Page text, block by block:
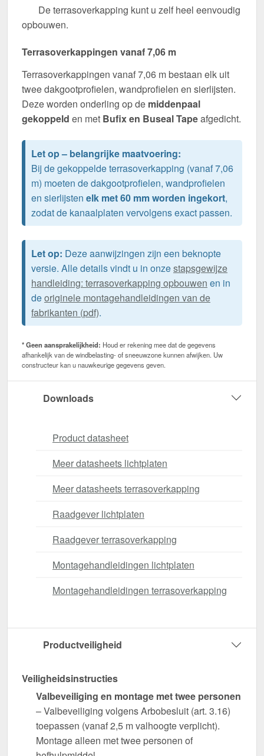
De terrasoverkapping kunt u zelf heel eenvoudig
opbouwen.
Terrasoverkappingen vanaf 7,06 m
Terrasoverkappingen vanaf 7,06 m bestaan elk uit
twee dakgootprofielen, wandprofielen en sierlijsten.
Deze worden onderling op de middenpaal
gekoppeld en met Bufix en Buseal Tapeafgedicht.
Let op – belangrijke maatvoering:
Bij de gekoppelde terrasoverkapping (vanaf 7,06
m) moeten de dakgootprofielen, wandprofielen
en sierlijsten elk met 60 mm worden ingekort,
zodat de kanaalplaten vervolgens exact passen.
Let op: Deze aanwijzingen zijn een beknopte
versie. Alle details vindt u in onzestapsgewijze
handleiding: terrasoverkapping opbouwen en in
deoriginele montagehandleidingen van de
fabrikanten (pdf).
* Geen aansprakelijkheid: Houd er rekening mee dat de gegevens
afhankelijk van de windbelasting- of sneeuwzone kunnen afwijken. Uw
constructeur kan u nauwkeurige gegevens geven.
Downloads
Product datasheet
Meer datasheets lichtplaten
Meer datasheets terrasoverkapping
Raadgever lichtplaten
Raadgever terrasoverkapping
Montagehandleidingen lichtplaten
Montagehandleidingen terrasoverkapping
Productveiligheid
Veiligheidsinstructies
Valbeveiliging en montage met twee personen
– Valbeveiliging volgens Arbobesluit (art. 3.16)
toepassen (vanaf 2,5 m valhoogte verplicht).
Montage alleen met twee personen of